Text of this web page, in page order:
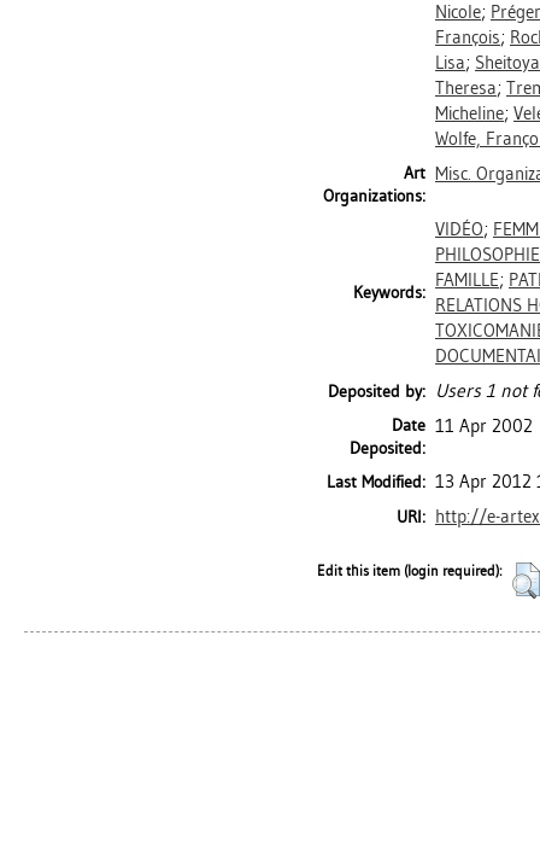
Nicole;
François;
Lisa;
Theresa;
Micheline;
Wolfe,
Art
Organizations:
Misc.
Keywords:
VIDÉO;
PHILOSOPHIE
FAMILLE;
RELATIONS
Deposited by: Users 1 not
Date
Deposited:
11 Apr 2002
Last Modified: 13 Apr 2012
URI: http://e-
Edit this item (login required):